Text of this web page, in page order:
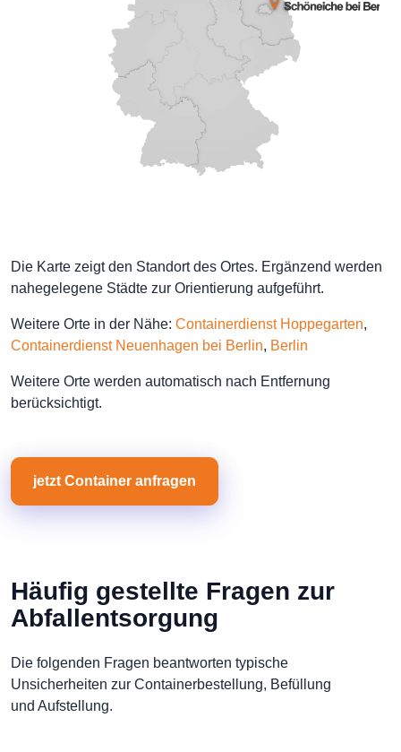
Die Karte zeigt den Standort des Ortes. Ergänzend werden
nahegelegene Städte zur Orientierung aufgeführt.
Weitere Orte in der Nähe: Containerdienst Hoppegarten,
Containerdienst Neuenhagen bei Berlin, Berlin
Weitere Orte werden automatisch nach Entfernung
berücksichtigt.
jetzt Container anfragen
Häufig gestellte Fragen zur
Abfallentsorgung
Die folgenden Fragen beantworten typische
Unsicherheiten zur Containerbestellung, Befüllung
und Aufstellung.